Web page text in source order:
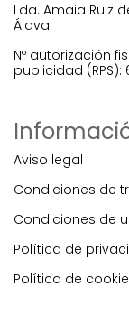
Lda. Amaia Ruiz
Álava
Nº autorización
publicidad (RPS):
Aviso legal
Condiciones de
Condiciones de
Política de
Política de